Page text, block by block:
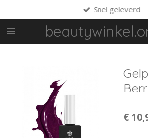
direct
naar
de
Snel geleverd
€